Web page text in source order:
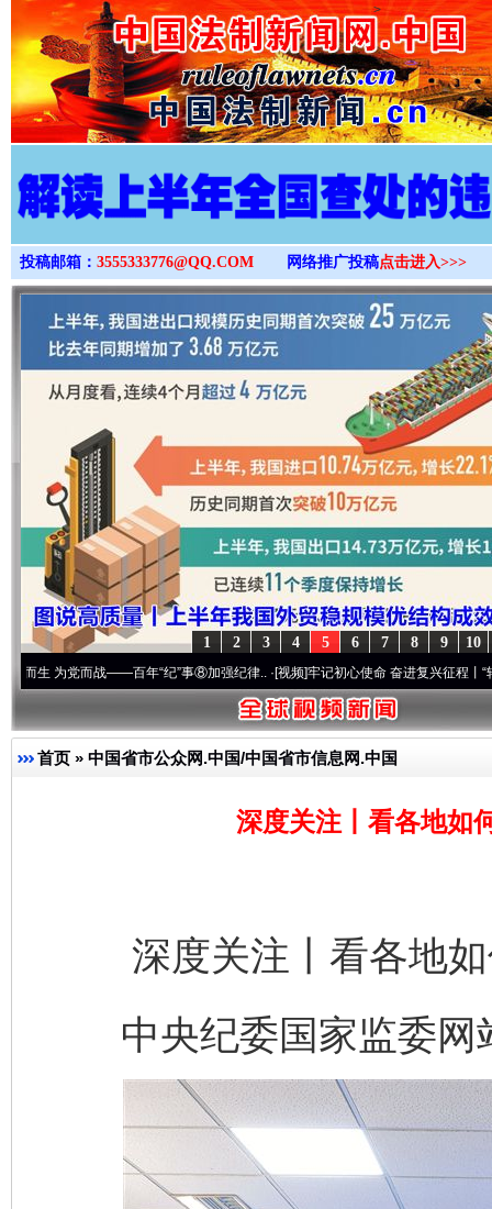
>
投稿邮箱： 3555333776@QQ.COM 网络推广投稿点击进入>>>
10
9
8
7
6
5
4
3
2
1
而战——百年“纪”事⑧加强纪律..·[视频]牢记初心使命 奋进复兴征程丨“转折之城”激
首页 » 中国省市公众网.中国/中国省市信息网.中国
深度关注丨看各地如
深度关注丨看各地如
中央纪委国家监委网